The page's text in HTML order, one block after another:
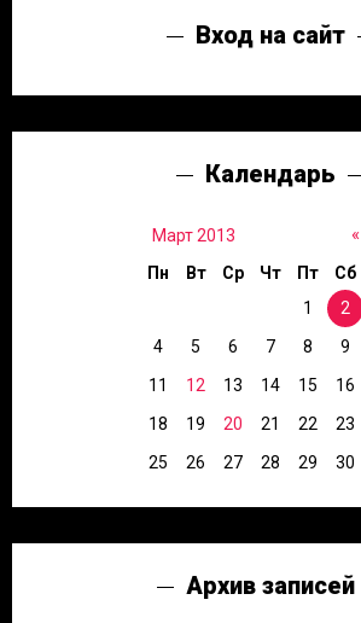
Вход на сайт
Календарь
«
Март 2013
Пн Вт Ср Чт Пт Сб
1
2
4
5 6 7 8 9
11
12 13 14 15 16
18
19 20 21 22 23
25
26 27 28 29 30
Архив записей